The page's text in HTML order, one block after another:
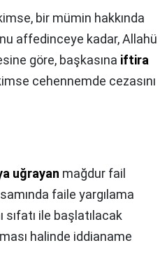
bir mümin hakkında
affedinceye kadar, Allahü
göre, başkasına iftira
cehennemde cezasını
uğrayan mağdur fail
faile yargılama
sıfatı ile başlatılacak
halinde iddianame